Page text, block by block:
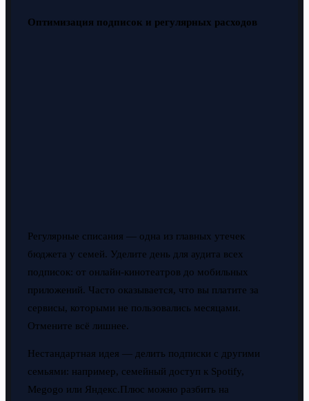
Оптимизация подписок и регулярных расходов
Регулярные списания — одна из главных утечек
бюджета у семей. Уделите день для аудита всех
подписок: от онлайн-кинотеатров до мобильных
приложений. Часто оказывается, что вы платите за
сервисы, которыми не пользовались месяцами.
Отмените всё лишнее.
Нестандартная идея — делить подписки с другими
семьями: например, семейный доступ к Spotify,
Megogo или Яндекс.Плюс можно разбить на